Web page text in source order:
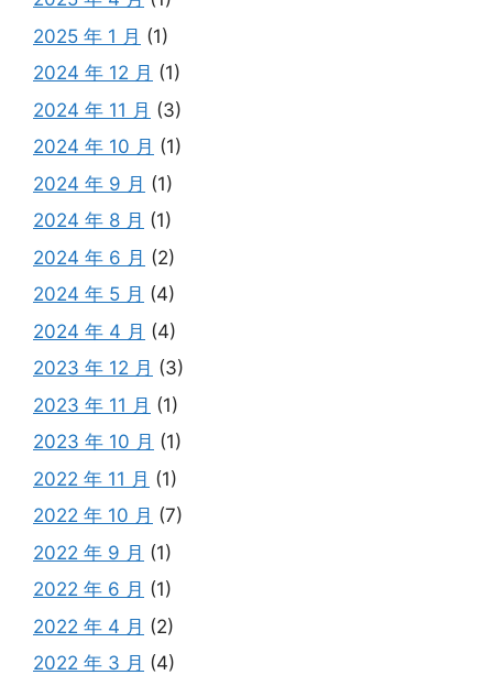
2025 年 1 月 (1)
2024 年 12 月 (1)
2024 年 11 月 (3)
2024 年 10 月 (1)
2024 年 9 月 (1)
2024 年 8 月 (1)
2024 年 6 月 (2)
2024 年 5 月 (4)
2024 年 4 月 (4)
2023 年 12 月 (3)
2023 年 11 月 (1)
2023 年 10 月 (1)
2022 年 11 月 (1)
2022 年 10 月 (7)
2022 年 9 月 (1)
2022 年 6 月 (1)
2022 年 4 月 (2)
2022 年 3 月 (4)